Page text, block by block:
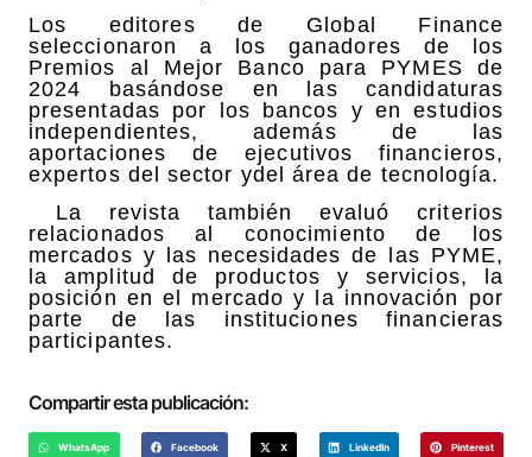
Los editores de Global Finance
seleccionaron a los ganadores de los
Premios al Mejor Banco para PYMES de
2024 basándose en las candidaturas
presentadas por los bancos y en estudios
independientes, además de las
aportaciones de ejecutivos financieros,
expertos del sector ydel área de tecnología.
La revista también evaluó criterios
relacionados al conocimiento de los
mercados y las necesidades de las PYME,
la amplitud de productos y servicios, la
posición en el mercado y la innovación por
parte de las instituciones financieras
participantes.
Compartir esta publicación:
WhatsApp Facebook X LinkedIn Pinterest